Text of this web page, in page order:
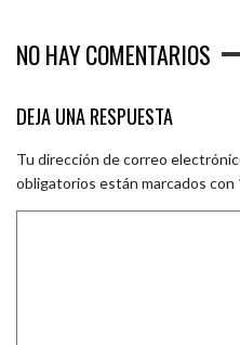
NO HAY COMENTARIOS
DEJA UNA RESPUESTA
Tu dirección de correo
obligatorios están marcados con